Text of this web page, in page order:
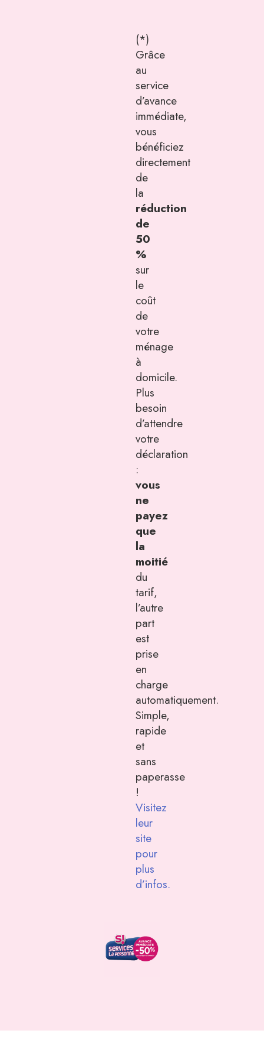
(*)
Grâce
au
service
d’avance
immédiate,
vous
bénéficiez
directement
de
la
réduction
de
50
%
sur
le
coût
de
votre
ménage
à
domicile.
Plus
besoin
d’attendre
votre
déclaration
:
vous
ne
payez
que
la
moitié
du
tarif,
l’autre
part
est
prise
en
charge
automatiquement.
Simple,
rapide
et
sans
paperasse
!
Visitez
leur
site
pour
plus
d’infos.